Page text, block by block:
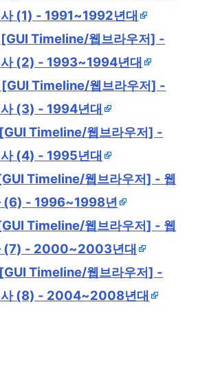
(1) - 1991~1992년대
Timeline/웹브라우저] -
사 (2) - 1993~1994년대
Timeline/웹브라우저] -
(3) - 1994년대
Timeline/웹브라우저] -
(4) - 1995년대
Timeline/웹브라우저] - 웹
(6) - 1996~1998년
Timeline/웹브라우저] - 웹
(7) - 2000~2003년대
Timeline/웹브라우저] -
사 (8) - 2004~2008년대